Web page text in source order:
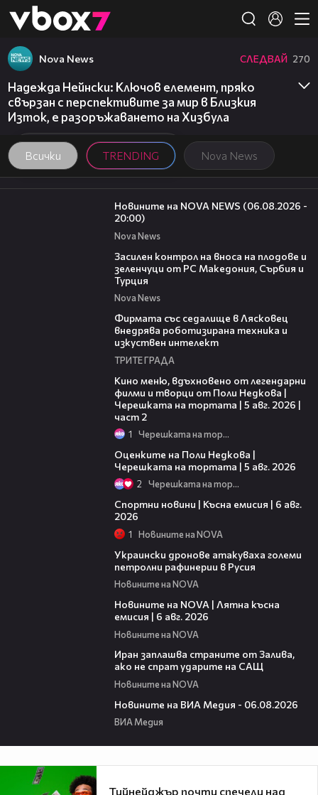
👾
Всички TRENDING Nova News
Nova News СЛЕДВАЙ 270
Надежда Нейнски: Ключов елемент, пряко
свързан с перспективите за мир в Близкия
Изток, е разоръжаването на Хизбула
23:12
Новините на NOVA NEWS (06.08.2026 -
20:00)
Nova News
Засилен контрол на вноса на плодове и
зеленчуци от РС Македония, Сърбия и
Турция
Nova News
Фирмата със седалище в Лясковец
внедрява роботизирана техника и
изкуствен интелект
ТРИТЕ ГРАДА
Кино меню, вдъхновено от легендарни
филми и творци от Поли Недкова |
Черешката на тортата | 5 авг. 2026 |
част 2
1 Черешката на тортата
Оценките на Поли Недкова |
Черешката на тортата | 5 авг. 2026
2 Черешката на тортата
Спортни новини | Късна емисия | 6 авг.
2026
1 Новините на NOVA
Украински дронове атакуваха големи
петролни рафинерии в Русия
Новините на NOVA
Новините на NOVA | Лятна късна
емисия | 6 авг. 2026
Новините на NOVA
Иран заплашва страните от Залива,
ако не спрат ударите на САЩ
Новините на NOVA
Новините на ВИА Медия - 06.08.2026
ВИА Медия
Тийнейджър почти спечели над